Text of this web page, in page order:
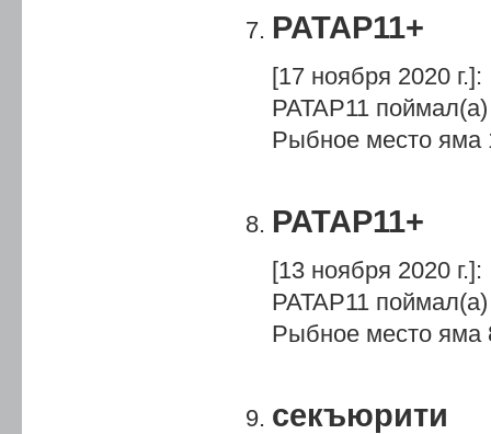
PATAP11+
[17 ноября 2020 г.]:
PATAP11
Рыбное место яма
PATAP11+
[13 ноября 2020 г.]:
PATAP11
Рыбное место яма
секъюрити